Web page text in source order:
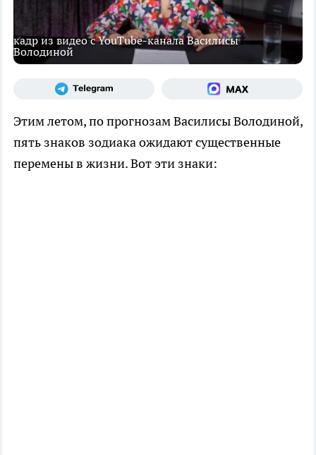
кадр из видео с YouTube-канала Василисы
Володиной
Этим летом, по прогнозам Василисы Володиной,
пять знаков зодиака ожидают существенные
перемены в жизни. Вот эти знаки: